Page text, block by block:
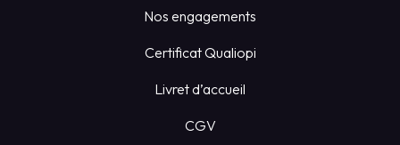
Nos engagements
Certificat Qualiopi
Livret d’accueil
CGV